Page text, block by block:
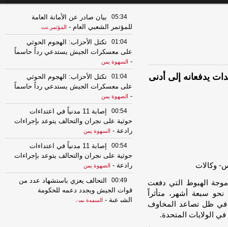
يدفعانه إلى أدنى
موجة الهبوط التي دفعت
سبعة أشهر، متأثراً
في ظل تصاعد المخاوف
الولايات المتحدة.
05:34
بيان صادر عن الأمانة العامة
للمؤتمر الشعبي العام - المؤتمر.نت
01:04
تكتل الأحزاب: الهجوم الحوثي
على معسكرات الجيش يستدعي رداً حاسماً
-
السهوة يمن
01:04
تكتل الأحزاب: الهجوم الحوثي
على معسكرات الجيش يستدعي رداً حاسماً
-
الصهوة يمن
00:54
إصابة 11 مدنياً في اعتداءات
حوثية على نجران والتحالف يتوعد بإجراءات
رادعة - السهوة يمن
00:54
إصابة 11 مدنياً في اعتداءات
حوثية على نجران والتحالف يتوعد بإجراءات
رادعة - الصهوة يمن
00:49
التحالف يعزي باستشهاد عدد من
قوات الجيش ويجدد دعمه للحكومة
الشرعية - السهوة يمن